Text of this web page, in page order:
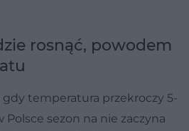
rosnąć, powodem
gdy temperatura przekroczy 5-
Polsce sezon na nie zaczyna